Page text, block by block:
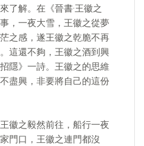
了解。在《晉書·王徽之
，一夜大雪，王徽之從夢
之感，遂王徽之乾脆不再
這還不夠，王徽之酒到興
隱》一詩。王徽之的思維
盡興，非要將自己的這份
徽之毅然前往，船行一夜
門口，王徽之連門都沒